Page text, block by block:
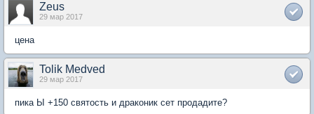
Zeus
29 мар 2017
цена
Tolik Medved
29 мар 2017
пика Ы +150 святость и драконик сет продадите?